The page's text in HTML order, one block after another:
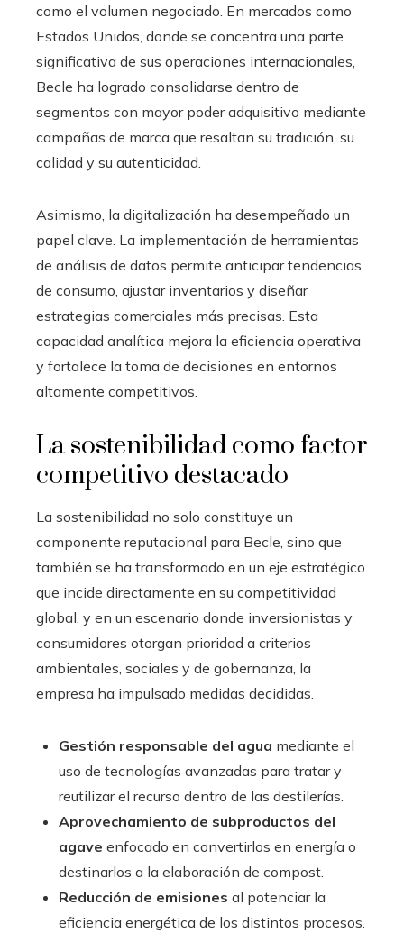
como el volumen negociado. En mercados como
Estados Unidos, donde se concentra una parte
significativa de sus operaciones internacionales,
Becle ha logrado consolidarse dentro de
segmentos con mayor poder adquisitivo mediante
campañas de marca que resaltan su tradición, su
calidad y su autenticidad.
Asimismo, la digitalización ha desempeñado un
papel clave. La implementación de herramientas
de análisis de datos permite anticipar tendencias
de consumo, ajustar inventarios y diseñar
estrategias comerciales más precisas. Esta
capacidad analítica mejora la eficiencia operativa
y fortalece la toma de decisiones en entornos
altamente competitivos.
La sostenibilidad como factor
competitivo destacado
La sostenibilidad no solo constituye un
componente reputacional para Becle, sino que
también se ha transformado en un eje estratégico
que incide directamente en su competitividad
global, y en un escenario donde inversionistas y
consumidores otorgan prioridad a criterios
ambientales, sociales y de gobernanza, la
empresa ha impulsado medidas decididas.
Gestión responsable del agua mediante el
uso de tecnologías avanzadas para tratar y
reutilizar el recurso dentro de las destilerías.
Aprovechamiento de subproductos del
agave enfocado en convertirlos en energía o
destinarlos a la elaboración de compost.
Reducción de emisiones al potenciar la
eficiencia energética de los distintos procesos.